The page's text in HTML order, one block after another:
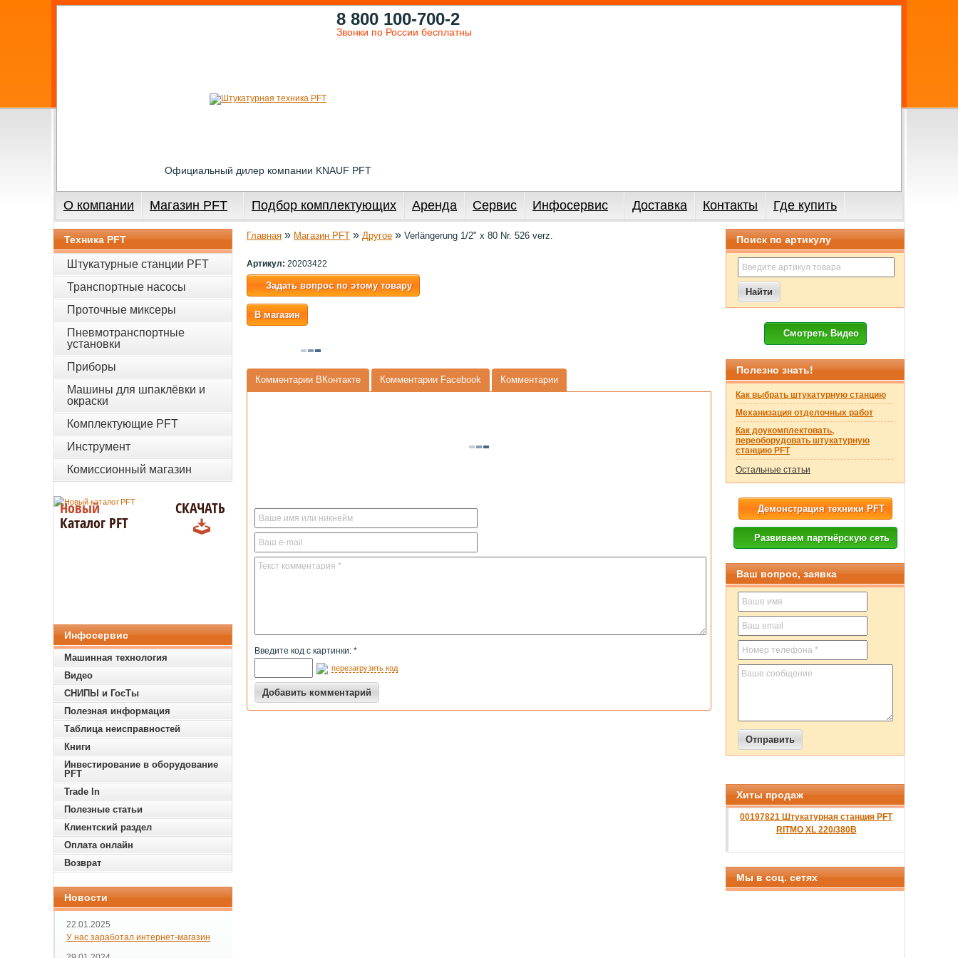
Официальный дилер компании KNAUF PFT
8 800 100-700-2
Звонки по России бесплатны
О компании Магазин PFT Подбор комплектующих Аренда Сервис Инфосервис Доставка Контакты Где купить
Главная » Магазин PFT » Другое » Verlängerung 1/2" x 80 Nr. 526 verz.
Артикул: 20203422
Задать вопрос по этому товару
В магазин
Комментарии ВКонтакте Комментарии Facebook Комментарии
Введите код с картинки: *
перезагрузить код
Техника PFT
Штукатурные станции PFT
Транспортные насосы
Проточные миксеры
Пневмотранспортные
установки
Приборы
Машины для шпаклёвки и
окраски
Комплектующие PFT
Инструмент
Комиссионный магазин
Новый
Каталог PFT
СКАЧАТЬ
Инфосервис
Машинная технология
Видео
СНИПЫ и ГосТы
Полезная информация
Таблица неисправностей
Книги
Инвестирование в оборудование
PFT
Trade In
Полезные статьи
Клиентский раздел
Оплата онлайн
Возврат
Новости
22.01.2025
У нас заработал интернет-магазин
Поиск по артикулу
Смотреть Видео
Полезно знать!
Как выбрать штукатурную станцию
Механизация отделочных работ
Как доукомплектовать,
переоборудовать штукатурную
станцию PFT
Остальные статьи
Демонстрация техники PFT
Развиваем партнёрскую сеть
Ваш вопрос, заявка
Хиты продаж
00197821 Штукатурная станция PFT
RITMO XL 220/380B
Мы в соц. сетях